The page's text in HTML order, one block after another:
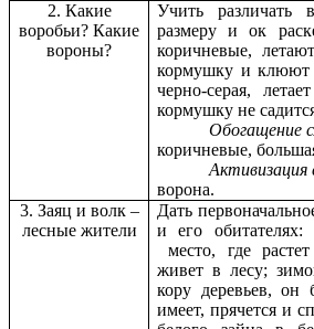
2. Какие
воробьи? Какие
вороны?
Учить различать
размеру и ок
коричневые,
кормушку и клюют
черно-серая,
кормушку не
Обогащение
коричневые,
Активизация
ворона.
3. Заяц и волк –
лесные жители
Дать
и его
место, где
живет в лесу;
кору деревьев, он
имеет, прячется и